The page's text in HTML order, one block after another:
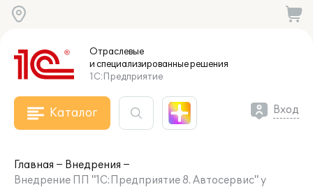
Отраслевые
и специализированныерешения
1С:Предприятие
Каталог Вход
Главная
Внедрения
Внедрение ПП "1С:Предприятие 8. Автосервис" у